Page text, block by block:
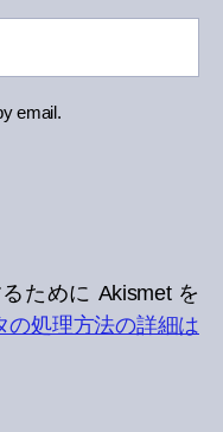
email.
ために Akismet を
の処理方法の詳細は